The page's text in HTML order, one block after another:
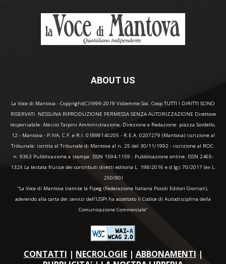
ABOUT US
La Voce di Mantova - Copyright(C)1999-2019 Vidiemme Soc. Coop TUTTI I DIRITTI SONO
RISERVATI. NESSUNA RIPRODUZIONE PERMESSA SENZA AUTORIZZAZIONE Direttore
responsabile: Alessio Tarpini Amministrazione, Direzione e Redazione: piazza Sordello,
12 - Mantova - P.IVA, C.F. e R.I. 01898140205 - R.E.A. 0207279 (Mantova) iscrizione al
Tribunale: iscritta al Tribunale di Mantova al n. 25 del 30/11/1992 - iscrizione al ROC:
n. 9363 Pubblicazione a stampa: ISSN 1594-1159 - Pubblicazione online: ISSN 2465-
132X La testata fruisce dei contributi diretti editoria L. 198/2016 e d.lgs 70/2017 (ex L.
250/90)
“La Voce di Mantova tramite la Fipeg (Federazione Italiana Piccoli Editori Giornali),
aderendo alla carta dei servizi dell'USPI ha accettato il Codice di Autodisciplina della
Comunicazione Commerciale"
CONTATTI | NECROLOGIE| ABBONAMENTI |